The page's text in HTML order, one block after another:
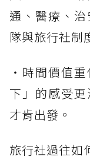
通、醫療、
隊與旅行社制
・時間價值
下」的感受
才肯出發。
旅行社過往如